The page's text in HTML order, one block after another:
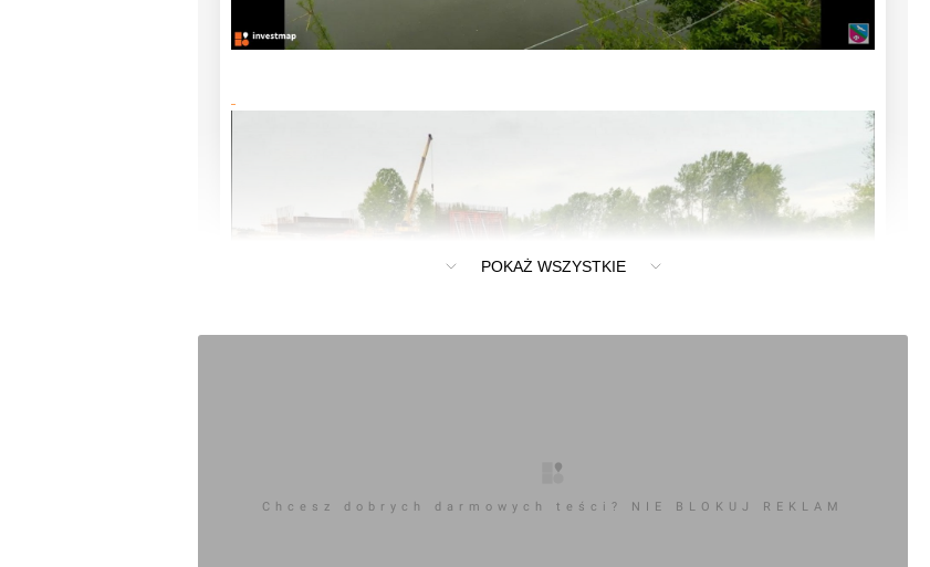
POKAŻ WSZYSTKIE
Chcesz dobrych darmowych teści? NIE BLOKUJ REKLAM